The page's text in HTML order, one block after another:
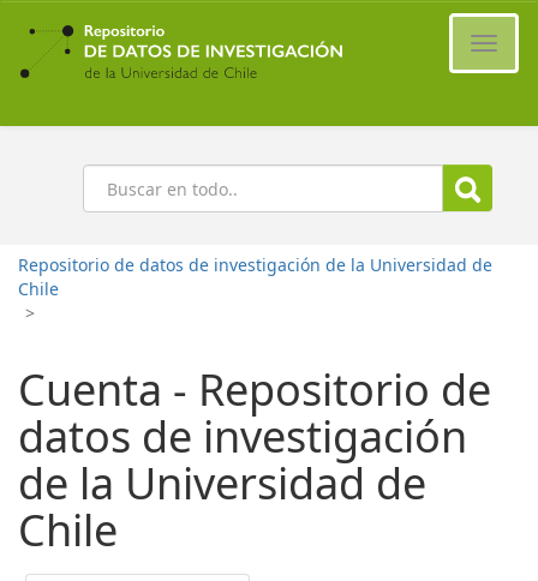
Ir
contenido
principal
Buscar
Repositorio de datos de investigación de la Universidad de
Chile
>
Cuenta - Repositorio de
datos de investigación
de la Universidad de
Chile